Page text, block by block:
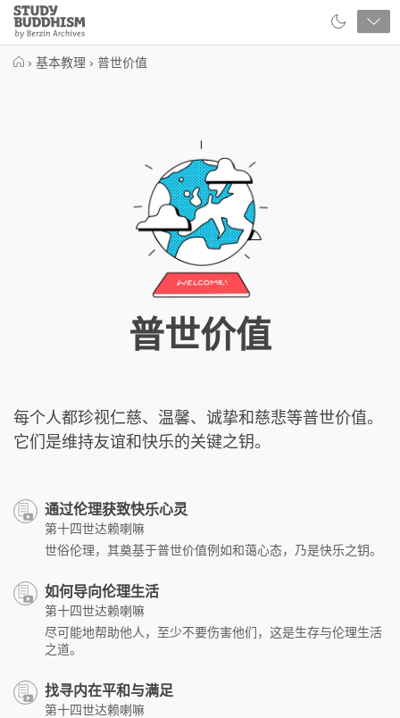
Close
Study
Buddhism
› 基本教理 › 普世价值
普世价值
每个人都珍视仁慈、温馨、诚挚和慈悲等普世价值。
它们是维持友谊和快乐的关键之钥。
通过伦理获致快乐心灵
第十四世达赖喇嘛
世俗伦理，其奠基于普世价值例如和蔼心态，乃是快乐之钥。
如何导向伦理生活
第十四世达赖喇嘛
尽可能地帮助他人，至少不要伤害他们，这是生存与伦理生活
之道。
找寻内在平和与满足
第十四世达赖喇嘛